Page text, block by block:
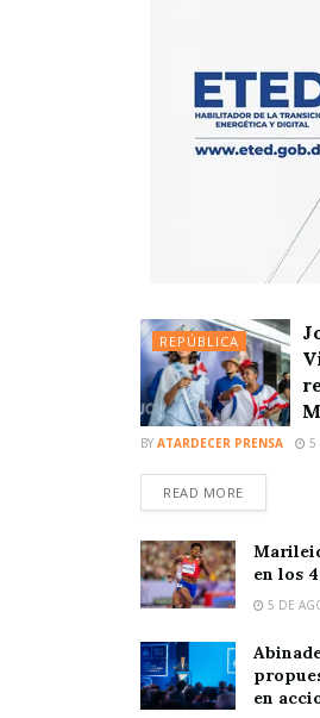
REPÚBLICA
BY ATARDECER PRENSA 5
READ MORE
en los
5 DE
en